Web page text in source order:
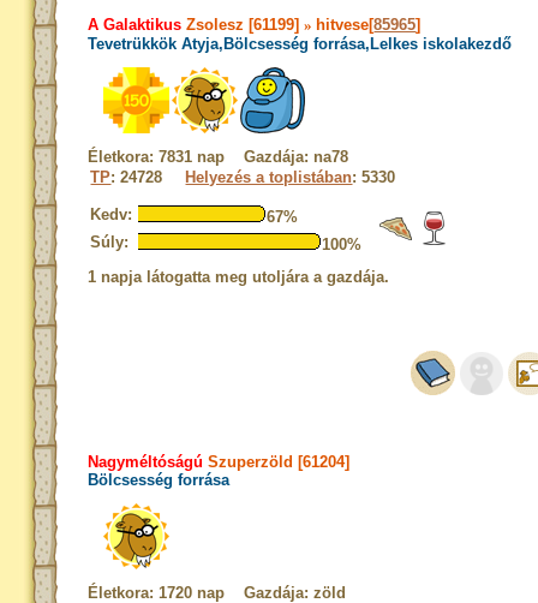
A Galaktikus Zsolesz [61199]» hitvese[85965]
Tevetrükkök Atyja,Bölcsesség forrása,Lelkes iskolakezdő
Életkora: 7831 nap Gazdája: na78
TP: 24728 Helyezés a toplistában: 5330
Kedv:
67%
Súly:
100%
1 napja látogatta meg utoljára a gazdája.
Nagyméltóságú Szuperzöld [61204]
Bölcsesség forrása
Életkora: 1720 nap Gazdája: zöld